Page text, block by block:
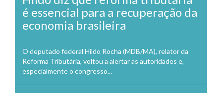
é essencial para a recuperação da
economia brasileira
O deputado federal Hildo Rocha (MDB/MA), relator da
Reforma Tributária, voltou a alertar as autoridades e,
especialmente o congresso...